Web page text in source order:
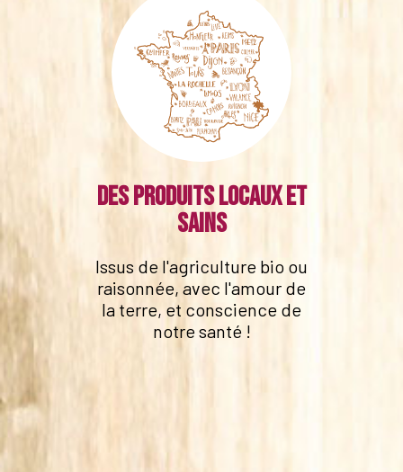
Des produits locaux et
sains
Issus de l'agriculture bio ou
raisonnée, avec l'amour de
la terre, et conscience de
notre santé !